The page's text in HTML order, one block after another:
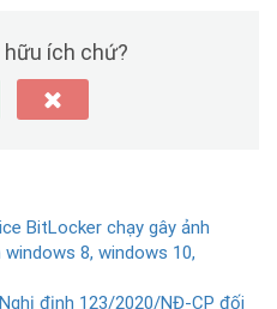
ích chứ?
BitLocker chạy gây ảnh
8, windows 10,
định 123/2020/NĐ-CP đối